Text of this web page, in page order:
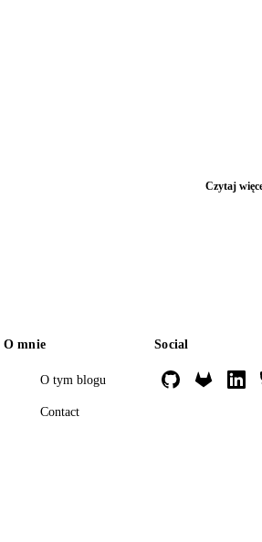
Czytaj
O mnie
O tym blogu
Contact
Social